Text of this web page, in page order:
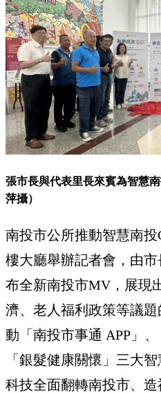
張市長與代表里長來賓為智慧
萍攝）
南投市公所推動智慧南
樓大廳舉辦記者會，由
布全新南投市MV，展現
濟、老人福利政策等議
動「南投市事通 APP」
「銀髮健康關懷」三大
科技全面翻轉南投市、